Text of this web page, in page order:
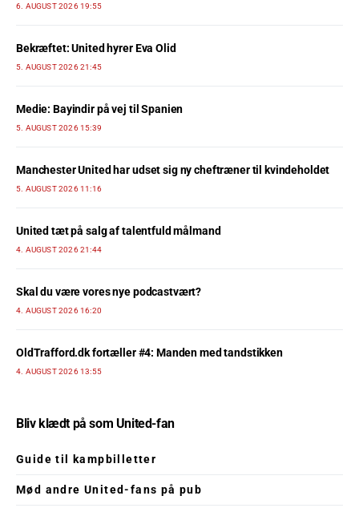
6. AUGUST 2026 19:55
Bekræftet: United hyrer Eva Olid
5. AUGUST 2026 21:45
Medie: Bayindir på vej til Spanien
5. AUGUST 2026 15:39
Manchester United har udset sig ny cheftræner til kvindeholdet
5. AUGUST 2026 11:16
United tæt på salg af talentfuld målmand
4. AUGUST 2026 21:44
Skal du være vores nye podcastvært?
4. AUGUST 2026 16:20
OldTrafford.dk fortæller #4: Manden med tandstikken
4. AUGUST 2026 13:55
Bliv klædt på som United-fan
Guide til kampbilletter
Mød andre United-fans på pub